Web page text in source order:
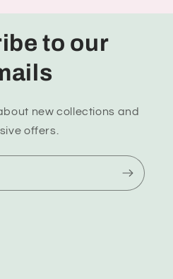
to our
new collections and
offers.